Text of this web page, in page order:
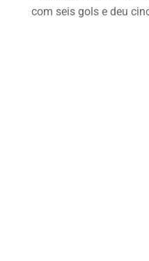
com seis gols e deu